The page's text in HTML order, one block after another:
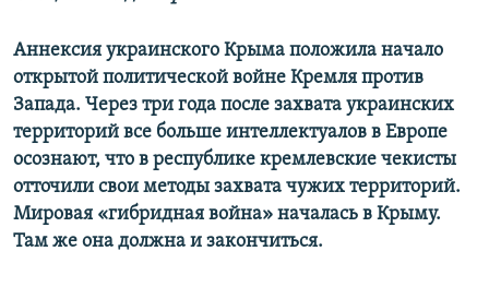
Аннексия украинского Крыма положила начало
открытой политической войне Кремля против
Запада. Через три года после захвата украинских
территорий все больше интеллектуалов в Европе
осознают, что в республике кремлевские чекисты
отточили свои методы захвата чужих территорий.
Мировая «гибридная война» началась в Крыму.
Там же она должна и закончиться.